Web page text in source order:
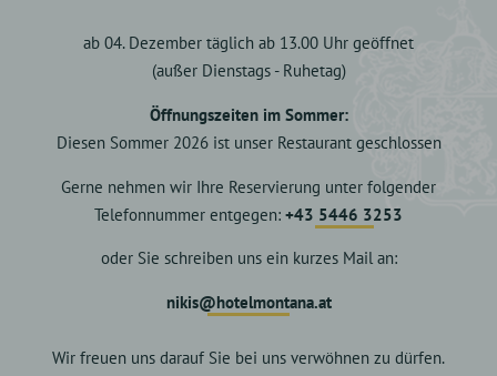
ab 04. Dezember täglich ab 13.00 Uhr geöffnet
(außer Dienstags - Ruhetag)
Öffnungszeiten im Sommer:
Diesen Sommer 2026 ist unser Restaurant geschlossen
Gerne nehmen wir Ihre Reservierung unter folgender
Telefonnummer entgegen: +43 5446 3253
oder Sie schreiben uns ein kurzes Mail an:
nikis@hotelmontana.at
Wir freuen uns darauf Sie bei uns verwöhnen zu dürfen.